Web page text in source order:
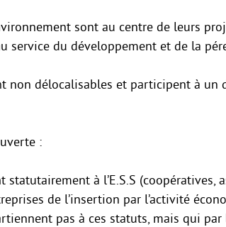
sont au centre de leurs
service du développement et de la
non délocalisables et participent à un
:
à l’E.S.S (coopératives,
de l’insertion par l’activité
pas à ces statuts, mais qui